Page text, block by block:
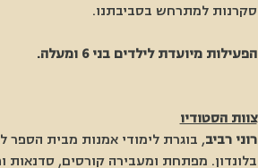
סקרנות למתרחש בסביבתנו.
הפעילות מיועדת לילדים בני 6 ומעלה.
צוות הסטודיו
רוני רביב, בוגרת לימודי אמנות מבית הספר
בלונדון. מפתחת ומעבירה קורסים, סדנאות